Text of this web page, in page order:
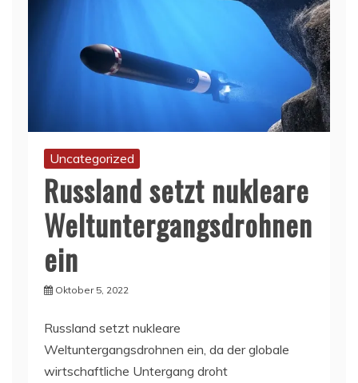
Uncategorized
Russland setzt nukleare
Weltuntergangsdrohnen
ein
Oktober 5, 2022
Russland setzt nukleare
Weltuntergangsdrohnen ein, da der globale
wirtschaftliche Untergang droht